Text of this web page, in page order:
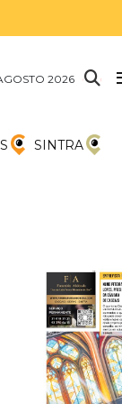
2026
SINTRA